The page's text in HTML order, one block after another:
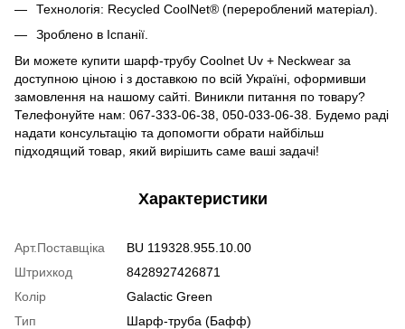
Технологія: Recycled CoolNet® (перероблений матеріал).
Зроблено в Іспанії.
Ви можете купити шарф-трубу Coolnet Uv + Neckwear за
доступною ціною і з доставкою по всій Україні, оформивши
замовлення на нашому сайті. Виникли питання по товару?
Телефонуйте нам: 067-333-06-38, 050-033-06-38. Будемо раді
надати консультацію та допомогти обрати найбільш
підходящий товар, який вирішить саме ваші задачі!
Характеристики
Арт.Поставщіка
BU 119328.955.10.00
Штрихкод
8428927426871
Колір
Galactic Green
Тип
Шарф-труба (Бафф)